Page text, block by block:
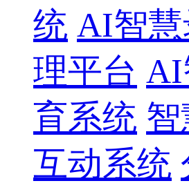
统 AI智
理平台 AI
育系统
互动系统